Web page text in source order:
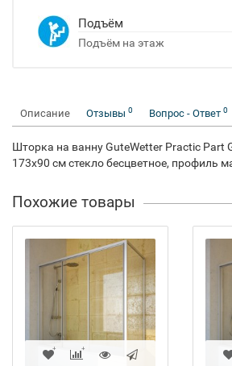
Подъём
Подъём на этаж
Описание Отзывы 0 Вопрос - Ответ 0
Шторка на ванну GuteWetter Practic Part
173x90 см стекло бесцветное, профиль
Похожие товары